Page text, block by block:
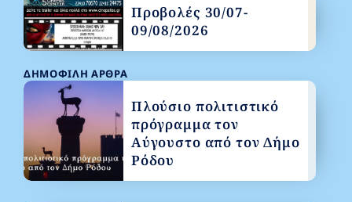
ΔΗΜΟΦΙΛΉ ΆΡΘΡΑ
Πλούσιο πολιτιστικό
πρόγραμμα τον
Αύγουστο από τον Δήμο
Ρόδου
Προβολές 30/07-
09/08/2026